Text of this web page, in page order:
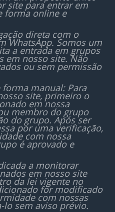
site para entrar em
forma online e
direta com o
WhatsApp. Somos um
a entrada em grupos
em nosso site. Não
ou sem permissão
manual: Para
site, primeiro o
em nossa
membro do grupo
do grupo. Após ser
por uma verificação,
com nossa
é aprovado e
a monitorar
em nosso site
da lei vigente no
for modificado
com nossas
sem aviso prévio.